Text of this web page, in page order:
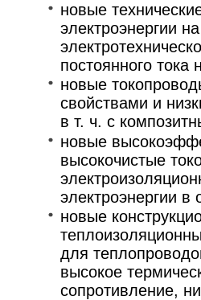
новые
электроэнергии
постоянного тока
новые
свойствами и
в т. ч. с
новые
высокочистые
электроэнергии в
новые
для
высокое
сопротивление,